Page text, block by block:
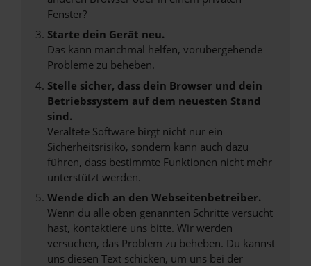
Fenster?
Starte dein Gerät neu.
Das kann manchmal helfen, vorübergehende
Probleme zu beheben.
Stelle sicher, dass dein Browser und dein
Betriebssystem auf dem neuesten Stand
sind.
Veraltete Software birgt nicht nur ein
Sicherheitsrisiko, sondern kann auch dazu
führen, dass bestimmte Funktionen nicht mehr
unterstützt werden.
Wende dich an den Webseitenbetreiber.
Wenn du alle oben genannten Schritte versucht
hast, kontaktiere uns bitte. Wir werden
versuchen, das Problem zu beheben. Du kannst
uns diesen Text schicken, um uns bei der